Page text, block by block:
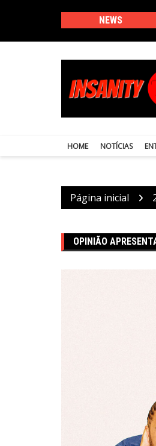
conteúdo
NEWS
HOME NOTÍCIAS
Página inicial
OPINIÃO